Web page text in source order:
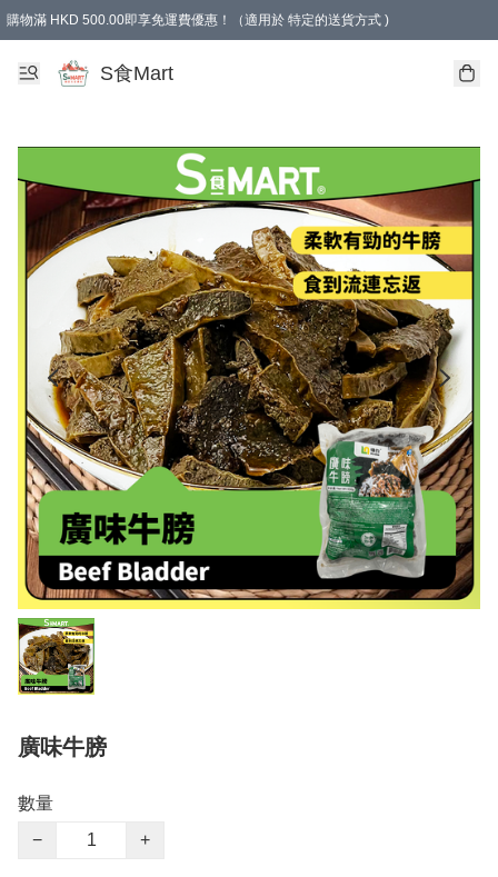
購物滿 HKD 500.00即享免運費優惠！（適用於 特定的送貨方式 )
S食Mart
廣味牛膀
數量
−
+